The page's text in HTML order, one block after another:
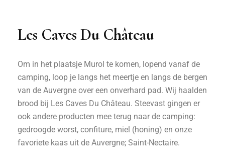
Les Caves Du Château
Om in het plaatsje Murol te komen, lopend vanaf de
camping, loop je langs het meertje en langs de bergen
van de Auvergne over een onverhard pad. Wij haalden
brood bij Les Caves Du Château. Steevast gingen er
ook andere producten mee terug naar de camping:
gedroogde worst, confiture, miel (honing) en onze
favoriete kaas uit de Auvergne; Saint-Nectaire.